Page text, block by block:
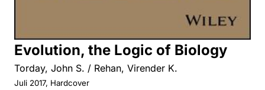
Evolution, the Logic of Biology
Torday, John S. / Rehan, Virender K.
Juli 2017, Hardcover